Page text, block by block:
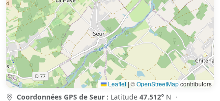
Leaflet | ©OpenStreetMapcontributors
Coordonnées GPS de Seur : Latitude 47.512° N ·